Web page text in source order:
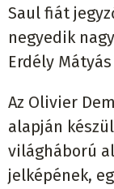
Saul fiát
negyedik
Erdély
Az Olivier
alapján
világháború
jelképének,